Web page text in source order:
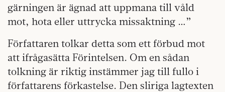
gärningen är ägnad att uppmana till våld
mot, hota eller uttrycka missaktning …”
Författaren tolkar detta som ett förbud mot
att ifrågasätta Förintelsen. Om en sådan
tolkning är riktig instämmer jag till fullo i
författarens förkastelse. Den sliriga lagtexten